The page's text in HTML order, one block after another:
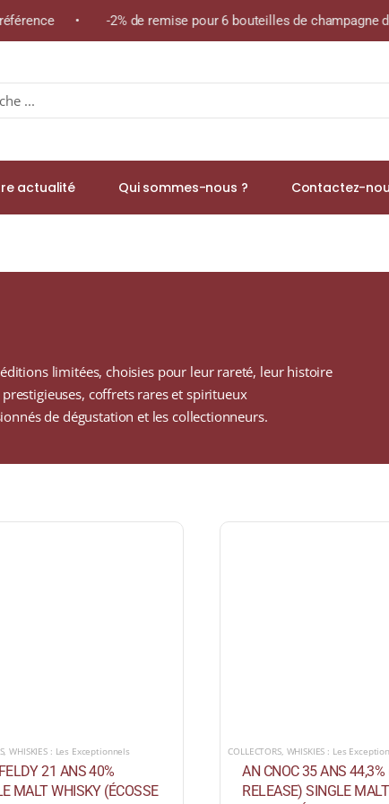
• -2% de remise pour 6 bouteilles de champagne de
actualité Qui sommes-nous ? Contactez-
limitées, choisies pour leur rareté, leur histoire
coffrets rares et spiritueux
de dégustation et les collectionneurs.
,WHISKIES : Les Exceptionnels
21 ANS 40%
MALT WHISKY (ÉCOSSE
COLLECTORS, WHISKIES : Les
AN CNOC 35 ANS 44,3%
RELEASE) SINGLE MALT